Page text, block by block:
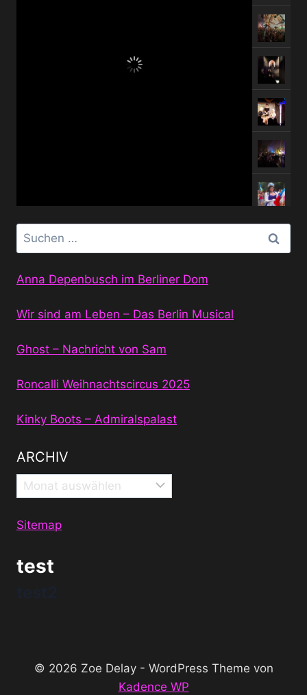
Suchen
nach:
Anna Depenbusch im Berliner Dom
Wir sind am Leben – Das Berlin Musical
Ghost – Nachricht von Sam
Roncalli Weihnachtscircus 2025
Kinky Boots – Admiralspalast
ARCHIV
Archiv
Sitemap
test
© 2026 Zoe Delay - WordPress Theme von
Kadence WP